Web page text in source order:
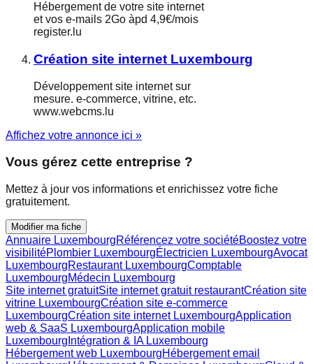
Hébergement de votre site internet
et vos e-mails 2Go àpd 4,9€/mois
register.lu
Création site internet Luxembourg
Développement site internet sur
mesure. e-commerce, vitrine, etc.
www.webcms.lu
Affichez votre annonce ici »
Vous gérez cette entreprise ?
Mettez à jour vos informations et enrichissez votre fiche
gratuitement.
Modifier ma fiche
Annuaire LuxembourgRéférencez votre sociétéBoostez votre
visibilitéPlombier LuxembourgÉlectricien LuxembourgAvocat
LuxembourgRestaurant LuxembourgComptable
LuxembourgMédecin Luxembourg
Site internet gratuitSite internet gratuit restaurantCréation site
vitrine LuxembourgCréation site e-commerce
LuxembourgCréation site internet LuxembourgApplication
web & SaaS LuxembourgApplication mobile
Luxembourg Intégration & IA Luxembourg
Hébergement web LuxembourgHébergement email